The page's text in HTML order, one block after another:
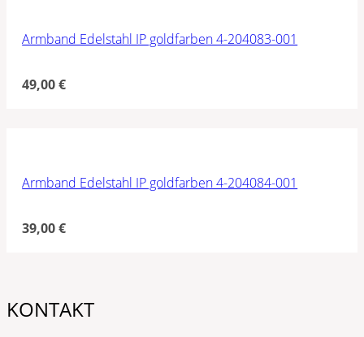
Armband Edelstahl IP goldfarben 4-204083-001
49,00€
Armband Edelstahl IP goldfarben 4-204084-001
39,00€
KONTAKT